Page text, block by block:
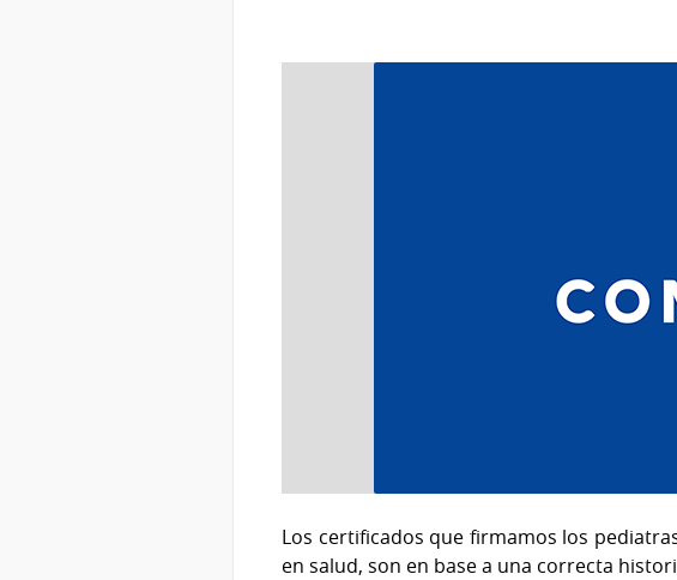
Los certificados que firmamos los
en salud, son en base a una correcta